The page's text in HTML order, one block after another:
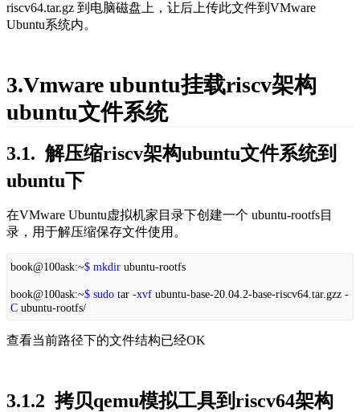
riscv64.tar.gz 到电脑磁盘上，让后上传此文件到VMware
Ubuntu系统内。
3.Vmware ubuntu挂载riscv架构
ubuntu文件系统
3.1.  解压缩riscv架构ubuntu文件系统到
ubuntu下
在VMware Ubuntu虚拟机家目录下创建一个 ubuntu-rootfs目
录，用于解压缩保存文件使用。
book@100ask:~$ mkdir ubuntu-rootfs
book@100ask:~$ sudo tar -xvf ubuntu-base-20.04.2-base-riscv64.tar.gzz -
C ubuntu-rootfs/
查看当前路径下的文件结构已经OK
3.1.2  拷贝qemu模拟工具到riscv64架构